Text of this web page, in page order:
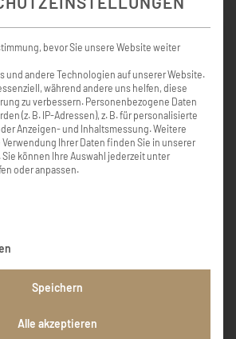
( 3 )
Walter, mein aufrichtiges
Beileid zum Verlust deiner Frau
Karoline Plainer
die wir hinterlassen, wenn
bevor Sie unsere Website weiter
und andere Technologien auf unserer Website.
während andere uns helfen, diese
zu verbessern. Personenbezogene Daten
(z. B. IP-Adressen), z. B. für personalisierte
Anzeigen- und Inhaltsmessung.Weitere
Ihrer Daten finden Sie in unserer
.Sie können Ihre Auswahl jederzeit unter
oder anpassen.
der Service-Gruppen, für die eine
Speichern
Alle akzeptieren